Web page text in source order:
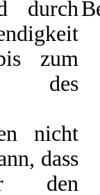
durch
zum
des
nicht
dass
den